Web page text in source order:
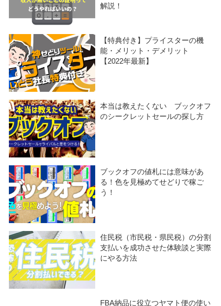
解説！
【特典付き】プライスターの機
能・メリット・デメリット
【2022年最新】
本当は教えたくない ブックオフ
のシークレットセールの探し方
ブックオフの値札には意味があ
る！色を見極めてせどりで稼ご
う！
住民税（市民税・県民税）の分割
支払いを成功させた体験談と実際
にやる方法
FBA納品に役立つヤマト便の使い